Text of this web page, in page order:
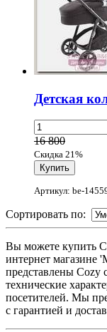
Детская
16 800
Скидка 21%
Артикул: be-
Сортировать по:
Вы можете купить
интернет магазине
представлены Cozy
технические
посетителей. Мы
с гарантией и